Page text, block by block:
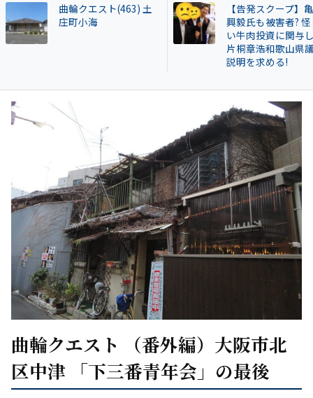
【告発スクープ】亀田
興毅氏も被害者? 怪し
【名古屋市】なぜ
署員は保護した猫
場に戻したか？
遺棄事件が影響し
も
曲輪クエスト （番外編）大阪市北
区中津 「下三番青年会」の最後